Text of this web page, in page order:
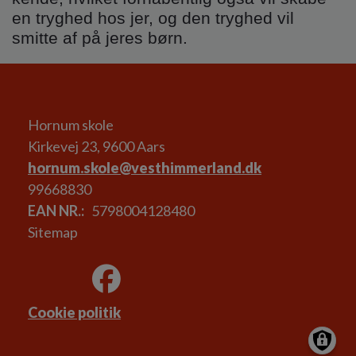
en tryghed hos jer, og den tryghed vil
smitte af på jeres børn.
Hornum skole
Kirkevej 23, 9600 Aars
hornum.skole@vesthimmerland.dk
99668830
EAN NR.
5798004128480
Sitemap
Cookie politik